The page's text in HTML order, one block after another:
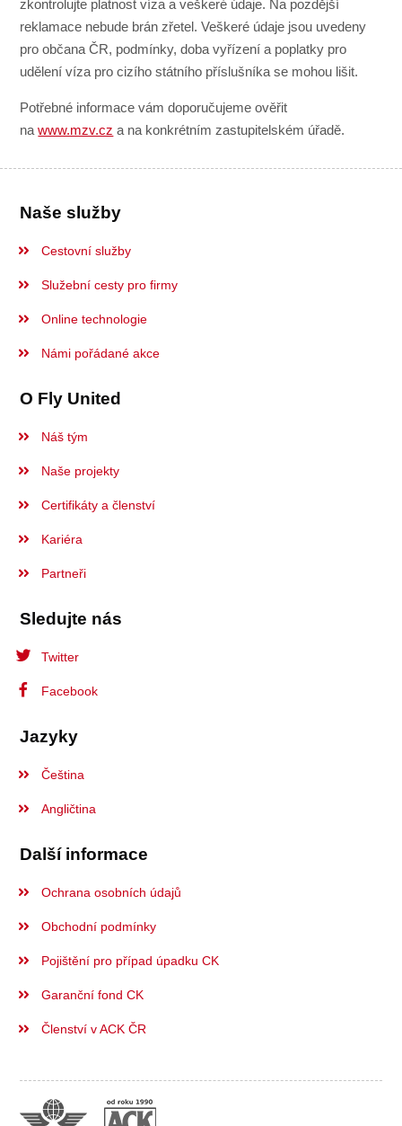
zkontrolujte platnost víza a veškeré údaje. Na pozdější
reklamace nebude brán zřetel. Veškeré údaje jsou uvedeny
pro občana ČR, podmínky, doba vyřízení a poplatky pro
udělení víza pro cizího státního příslušníka se mohou lišit.
Potřebné informace vám doporučujeme ověřit
nawww.mzv.cz a na konkrétním zastupitelském úřadě.
Naše služby
Cestovní služby
Služební cesty pro firmy
Online technologie
Námi pořádané akce
O Fly United
Náš tým
Naše projekty
Certifikáty a členství
Kariéra
Partneři
Sledujte nás
Twitter
Facebook
Jazyky
Čeština
Angličtina
Další informace
Ochrana osobních údajů
Obchodní podmínky
Pojištění pro případ úpadku CK
Garanční fond CK
Členství v ACK ČR